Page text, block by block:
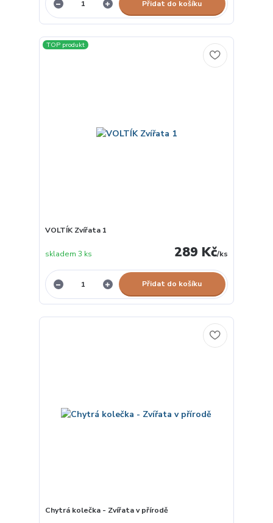
Přidat do košíku
TOP produkt
VOLTÍK Zvířata 1
289 Kč/ks
skladem 3 ks
Přidat do košíku
Chytrá kolečka - Zvířata v přírodě